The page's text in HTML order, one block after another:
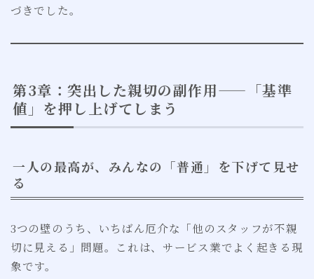
づきでした。
第3章：突出した親切の副作用——「基準
値」を押し上げてしまう
一人の最高が、みんなの「普通」を下げて見せ
る
3つの壁のうち、いちばん厄介な「他のスタッフが不親
切に見える」問題。これは、サービス業でよく起きる現
象です。